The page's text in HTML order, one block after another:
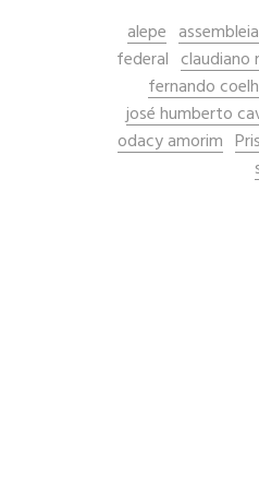
alepe
federal claudiano
fernando
josé humberto
odacy amorim